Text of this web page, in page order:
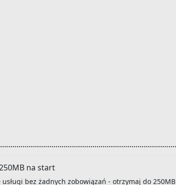
na start
usługi bez żadnych zobowiązań - otrzymaj do 250MB